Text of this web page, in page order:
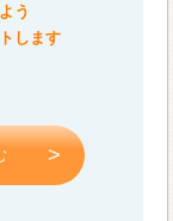
う
します